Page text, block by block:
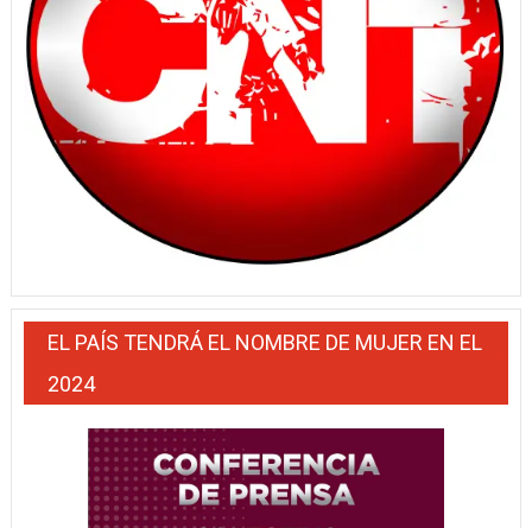
EL PAÍS TENDRÁ EL NOMBRE DE MUJER EN EL
2024